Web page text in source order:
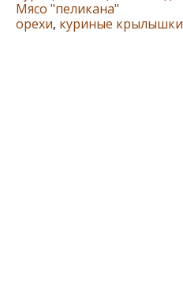
Мясо "пеликана"
орехи, куриные крылышки